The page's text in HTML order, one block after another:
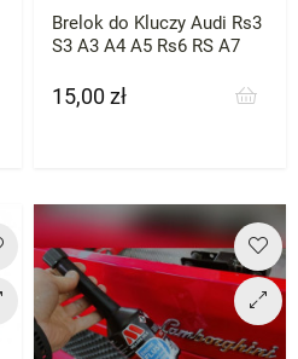
Brelok do Kluczy Audi Rs3
S3 A3 A4 A5 Rs6 RS A7
Cena
15,00 zł